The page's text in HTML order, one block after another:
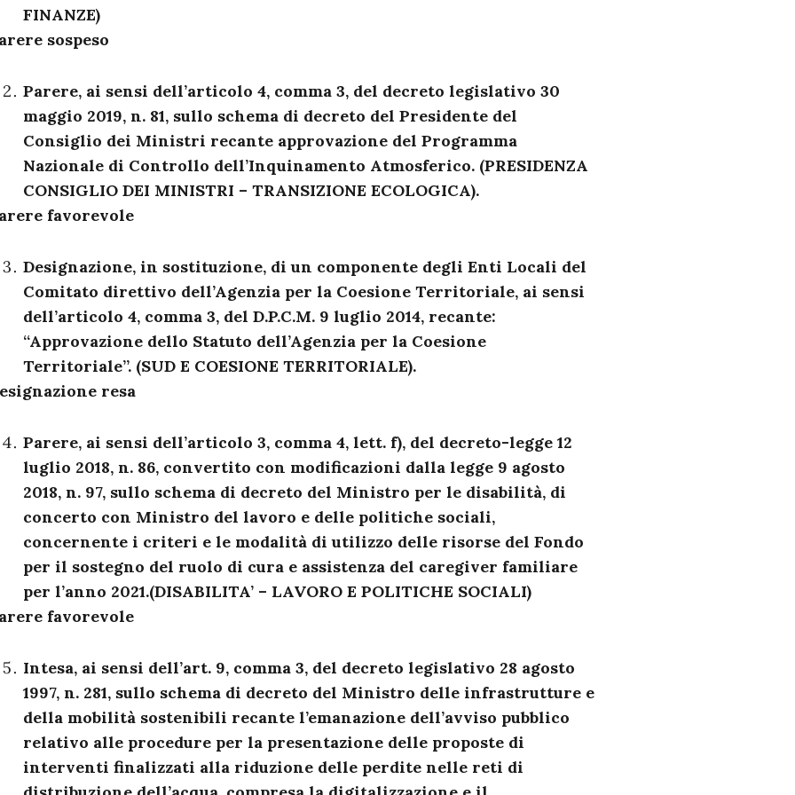
FINANZE)
sospeso
Parere, ai sensi dell’articolo 4, comma 3, del decreto legislativo 30
maggio 2019, n. 81, sullo schema di decreto del Presidente del
Consiglio dei Ministri recante approvazione del Programma
Nazionale di Controllo dell’Inquinamento Atmosferico. (PRESIDENZA
CONSIGLIO DEI MINISTRI – TRANSIZIONE ECOLOGICA).
favorevole
Designazione, in sostituzione, di un componente degli Enti Locali del
Comitato direttivo dell’Agenzia per la Coesione Territoriale, ai sensi
dell’articolo 4, comma 3, del D.P.C.M. 9 luglio 2014, recante:
“Approvazione dello Statuto dell’Agenzia per la Coesione
Territoriale”. (SUD E COESIONE TERRITORIALE).
resa
Parere, ai sensi dell’articolo 3, comma 4, lett. f), del decreto-legge 12
luglio 2018, n. 86, convertito con modificazioni dalla legge 9 agosto
2018, n. 97, sullo schema di decreto del Ministro per le disabilità, di
concerto con Ministro del lavoro e delle politiche sociali,
concernente i criteri e le modalità di utilizzo delle risorse del Fondo
per il sostegno del ruolo di cura e assistenza del caregiver familiare
per l’anno 2021.(DISABILITA’ – LAVORO E POLITICHE SOCIALI)
favorevole
Intesa, ai sensi dell’art. 9, comma 3, del decreto legislativo 28 agosto
1997, n. 281, sullo schema di decreto del Ministro delle infrastrutture e
della mobilità sostenibili recante l’emanazione dell’avviso pubblico
relativo alle procedure per la presentazione delle proposte di
interventi finalizzati alla riduzione delle perdite nelle reti di